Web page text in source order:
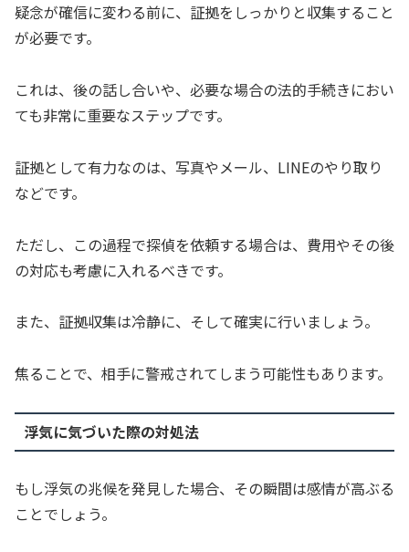
疑念が確信に変わる前に、証拠をしっかりと収集すること
が必要です。
これは、後の話し合いや、必要な場合の法的手続きにおい
ても非常に重要なステップです。
証拠として有力なのは、写真やメール、LINEのやり取り
などです。
ただし、この過程で探偵を依頼する場合は、費用やその後
の対応も考慮に入れるべきです。
また、証拠収集は冷静に、そして確実に行いましょう。
焦ることで、相手に警戒されてしまう可能性もあります。
浮気に気づいた際の対処法
もし浮気の兆候を発見した場合、その瞬間は感情が高ぶる
ことでしょう。